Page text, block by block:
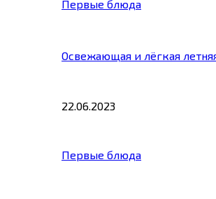
Первые блюда
Освежающая и лёгкая
22.06.2023
Первые блюда